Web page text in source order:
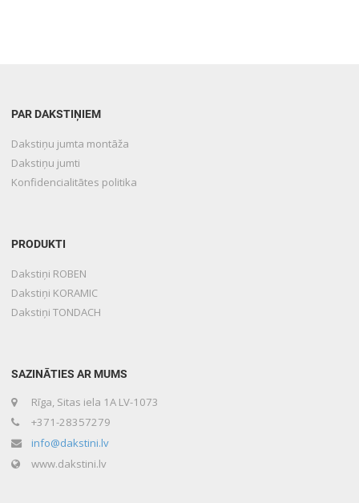
PAR DAKSTIŅIEM
Dakstiņu jumta montāža
Dakstiņu jumti
Konfidencialitātes politika
PRODUKTI
Dakstiņi ROBEN
Dakstiņi KORAMIC
Dakstiņi TONDACH
SAZINĀTIES AR MUMS
Rīga, Sitas iela 1A LV-1073
+371-28357279
info@dakstini.lv
www.dakstini.lv